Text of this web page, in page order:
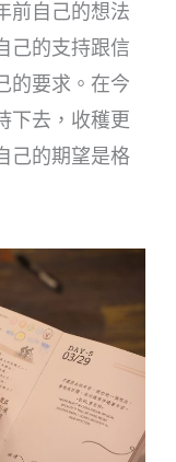
前自己的想法
己的支持跟信
的要求。在今
下去，收穫更
己的期望是格